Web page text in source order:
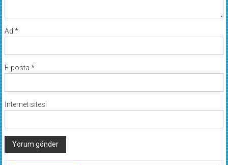
Ad *
E-posta *
İnternet sitesi